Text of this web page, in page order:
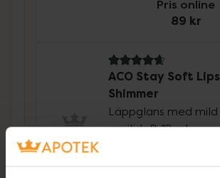
Pris online
89 kr
4.7 av 5 i omdöme
ACO Stay Soft Lips
Shimmer
Läppglans med mild
vaniljdoft 12 ml